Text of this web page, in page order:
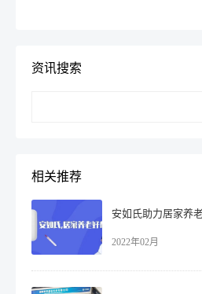
资讯搜索
相关推荐
2022年02月